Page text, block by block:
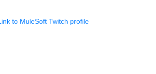
to MuleSoft Twitch profile